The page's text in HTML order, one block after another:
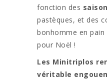
fonction des
pastèques, et des
bonhomme en pain
pour Noël !
Les Minitriplos
véritable